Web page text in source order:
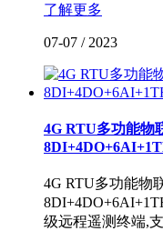
了解更多
07-07 / 2023
4G RTU多功能物
4G RTU多功能物
级远程遥测终端,